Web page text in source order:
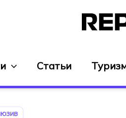
Статьи